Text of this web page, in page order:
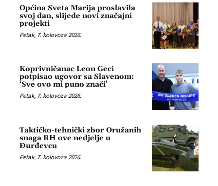
Općina Sveta Marija proslavila
svoj dan, slijede novi značajni
projekti
Petak, 7. kolovoza 2026.
Koprivničanac Leon Geci
potpisao ugovor sa Slavenom:
‘Sve ovo mi puno znači’
Petak, 7. kolovoza 2026.
Taktičko-tehnički zbor Oružanih
snaga RH ove nedjelje u
Đurđevcu
Petak, 7. kolovoza 2026.